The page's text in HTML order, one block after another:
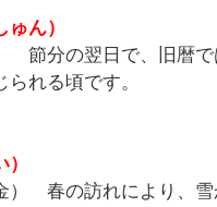
ゅん）
節分の翌日で、旧暦で
れる頃です。
） 春の訪れにより、雪